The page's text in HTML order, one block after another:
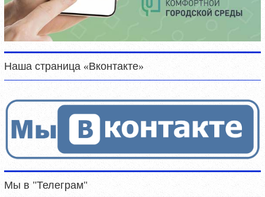
Наша страница «Вконтакте»
Мы в "Телеграм"